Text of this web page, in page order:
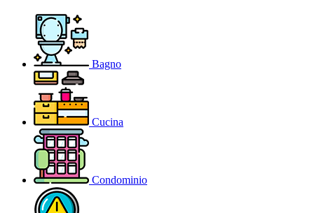
Bagno
Cucina
Condominio